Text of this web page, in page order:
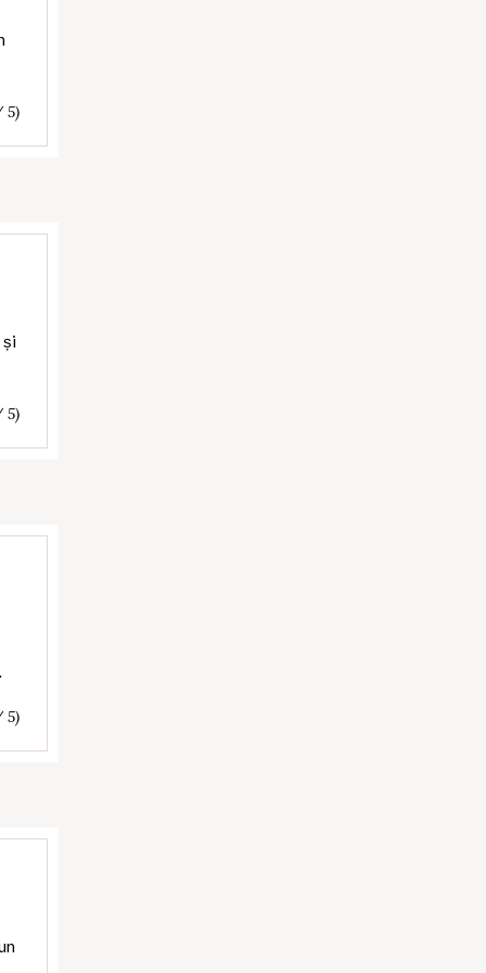
5)
și
5)
5)